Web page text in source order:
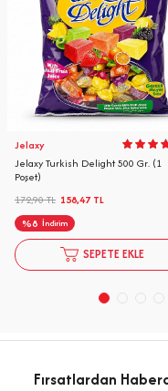
Jelaxy
Jelaxy Turkish Delight 500 Gr. (1
Poşet)
172,90TL 158,47TL
%8 İndirim
SEPETE EKLE
Fırsatlardan